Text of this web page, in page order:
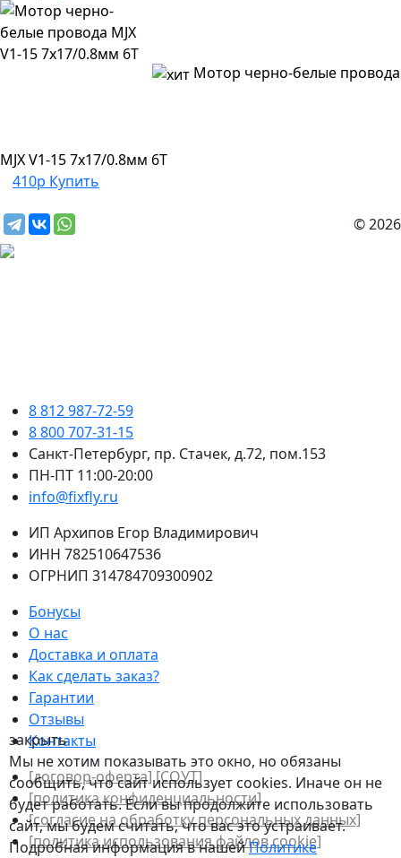
закрыть
Мы не хотим показывать это окно, но обязаны
сообщить, что сайт использует cookies. Иначе он не
будет работать. Если вы продолжите использовать
сайт, мы будем считать, что вас это устраивает.
Подробная информация в нашейПолитике
Мотор черно-белые провода
MJX V1-15 7x17/0.8мм 6T
410р Купить
© 2026
8 812 987-72-59
8 800 707-31-15
Санкт-Петербург, пр. Стачек, д.72, пом.153
ПН-ПТ 11:00-20:00
info@fixfly.ru
ИП Архипов Егор Владимирович
ИНН 782510647536
ОГРНИП 314784709300902
Бонусы
О нас
Доставка и оплата
Как сделать заказ?
Гарантии
Отзывы
Контакты
[договор-оферта] [СОУТ]
[политикa конфиденциальности]
[согласие на обработку персональных данных]
[политика использования файлов сookie]